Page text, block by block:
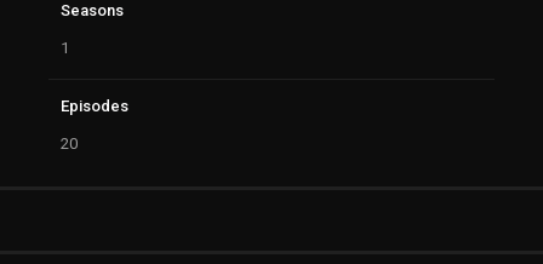
Seasons
1
Episodes
20